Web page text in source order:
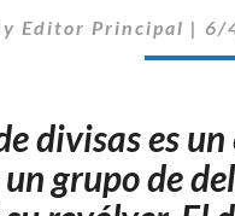
Y
Editor Principal |6/
divisas es
grupo de